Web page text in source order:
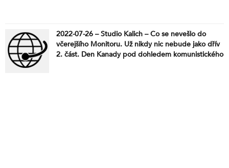
2022-07-26 – Studio Kalich – Co se nevešlo do
včerejšího Monitoru. Už nikdy nic nebude jako dřív
2. část. Den Kanady pod dohledem komunistického